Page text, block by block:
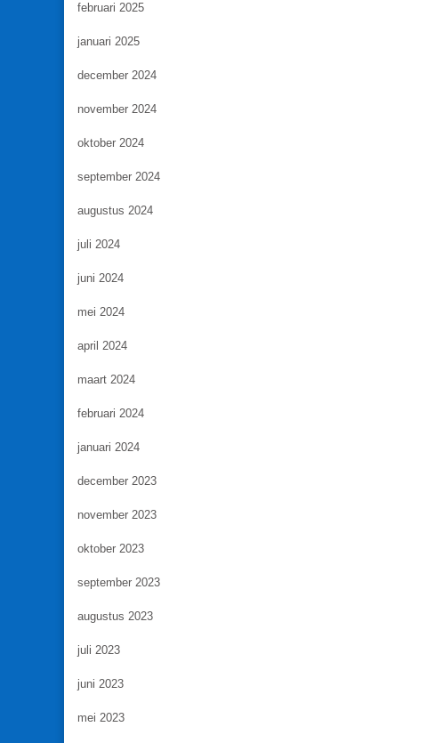
februari 2025
januari 2025
december 2024
november 2024
oktober 2024
september 2024
augustus 2024
juli 2024
juni 2024
mei 2024
april 2024
maart 2024
februari 2024
januari 2024
december 2023
november 2023
oktober 2023
september 2023
augustus 2023
juli 2023
juni 2023
mei 2023